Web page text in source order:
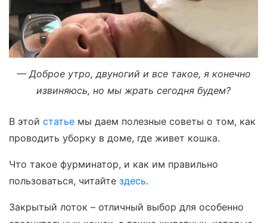
— Доброе утро, двуногий и все такое, я конечно
извиняюсь, но мы жрать сегодня будем?
В этой статье мы даем полезные советы о том, как
проводить уборку в доме, где живет кошка.
Что такое фурминатор, и как им правильно
пользоваться, читайте здесь.
Закрытый лоток – отличный выбор для особенно